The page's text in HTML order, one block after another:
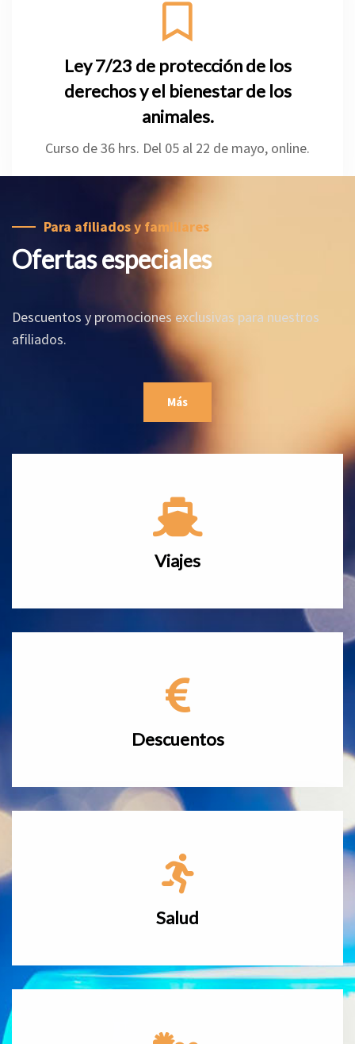
Ley 7/23 de protección de los
derechos y el bienestar de los
animales.
Curso de 36 hrs. Del 05 al 22 de mayo, online.
Para afiliados y familiares
Ofertas especiales
Descuentos y promociones exclusivas para nuestros
afiliados.
Más
Viajes
Descuentos
Salud